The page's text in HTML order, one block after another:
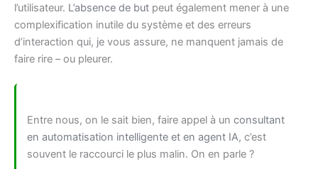
l’utilisateur. L’absence de but peut également mener à une
complexification inutile du système et des erreurs
d’interaction qui, je vous assure, ne manquent jamais de
faire rire – ou pleurer.
Entre nous, on le sait bien, faire appel à un consultant
en automatisation intelligente et en agent IA, c’est
souvent le raccourci le plus malin. On en parle ?